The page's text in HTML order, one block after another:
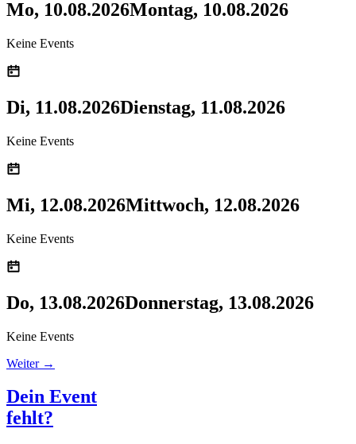
Mo, 10.08.2026Montag, 10.08.2026
Keine Events
Di, 11.08.2026Dienstag, 11.08.2026
Keine Events
Mi, 12.08.2026Mittwoch, 12.08.2026
Keine Events
Do, 13.08.2026Donnerstag, 13.08.2026
Keine Events
Weiter →
Dein Event
fehlt?